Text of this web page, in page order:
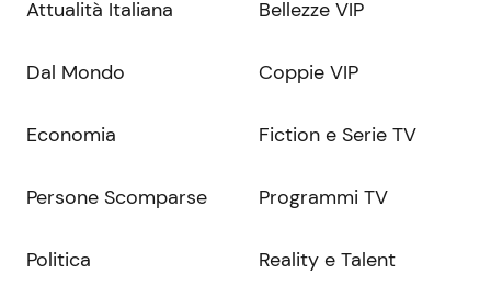
Attualità Italiana
Dal Mondo
Economia
Persone Scomparse
Politica
Bellezze VIP
Coppie VIP
Fiction e Serie TV
Programmi TV
Reality e Talent